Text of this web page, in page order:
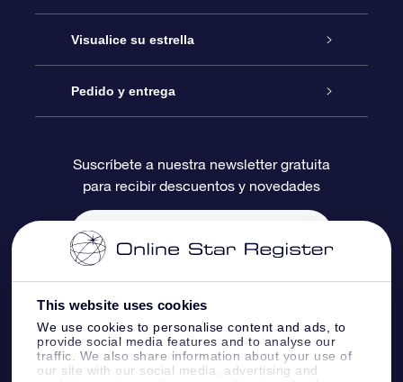
This website uses cookies
We use cookies to personalise content and ads, to
provide social media features and to analyse our
traffic. We also share information about your use of
our site with our social media, advertising and
Contáctanos
Blog
Reseñas
Regalo Estrella Online
Paquete de Regalo OSR
Tarjeta de Regalo OSR
Regalos empresariales
Visualice su estrella
Registro estelar
Página de Estrella Personalizada
Un Millón de Estrellas
Aplicación de RV Llévame a las estrellas
Pedido y entrega
Información de Pago
Información de Envío
Constelaciones
Suscríbete a nuestra newsletter gratuita
para recibir descuentos y novedades